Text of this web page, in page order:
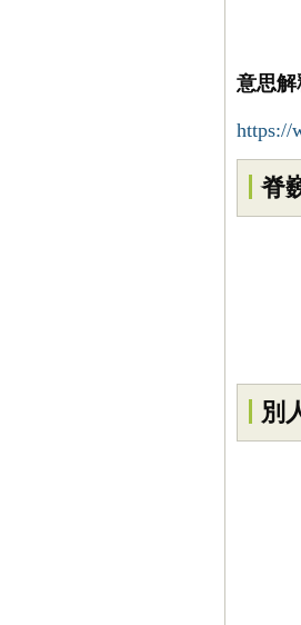
意思解
https://
脊
別